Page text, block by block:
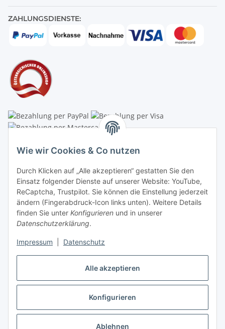
Alle akzeptieren
Konfigurieren
Ablehnen
Wie wir Cookies & Co nutzen
Durch Klicken auf „Alle akzeptieren“ gestatten Sie den
Einsatz folgender Dienste auf unserer Website: YouTube,
ReCaptcha, Trustpilot. Sie können die Einstellung jederzeit
ändern (Fingerabdruck-Icon links unten). Weitere Details
finden Sie unter Konfigurieren und in unserer
Datenschutzerklärung.
Impressum Datenschutz
ZAHLUNGSDIENSTE:
Schauraum & Verkauf: Pfarrwald 46
Buchhaltung: Königleiten 11
A-3354 Wolfsbach
+43747782730
shop@krippen-shop.at
www.krippen-shop.at
Vertrag widerrufen
* Alle Preise inkl. gesetzlicher USt., zzgl.